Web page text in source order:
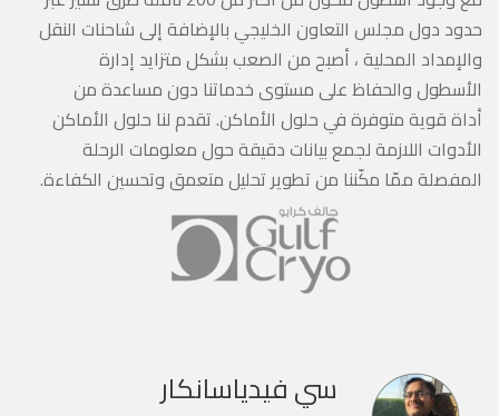
حدود دول مجلس التعاون الخليجي بالإضافة إلى شاحنات النقل
والإمداد المحلية ، أصبح من الصعب بشكل متزايد إدارة
الأسطول والحفاظ على مستوى خدماتنا دون مساعدة من
أداة قوية متوفرة في حلول الأماكن. تقدم لنا حلول الأماكن
الأدوات اللازمة لجمع بيانات دقيقة حول معلومات الرحلة
المفصلة ممّا مكّننا من تطوير تحليل متعمق وتحسين الكفاءة.
سي فيدياسانكار